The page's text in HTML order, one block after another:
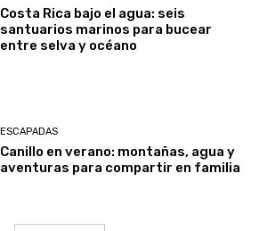
Costa Rica bajo el agua: seis
santuarios marinos para bucear
entre selva y océano
ESCAPADAS
Canillo en verano: montañas, agua y
aventuras para compartir en familia